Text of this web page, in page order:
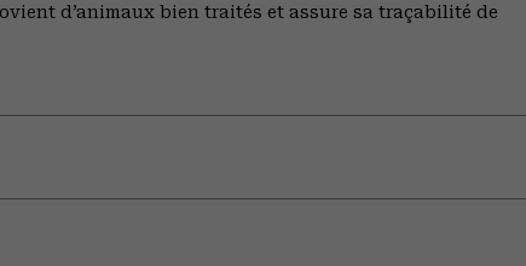
d’animaux bien traités et assure sa traçabilité de